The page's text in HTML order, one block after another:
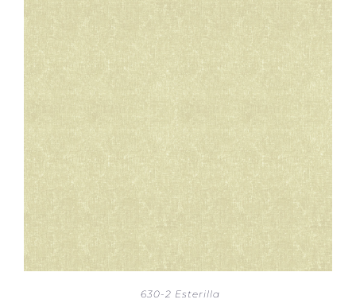
630-2 Esterilla